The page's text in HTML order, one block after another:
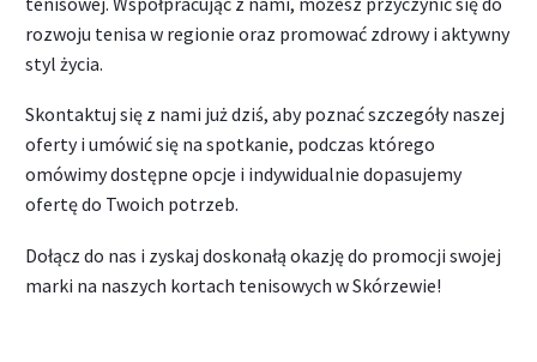
rozwoju tenisa w regionie oraz promować zdrowy i aktywny
styl życia.
Skontaktuj się z nami już dziś, aby poznać szczegóły naszej
oferty i umówić się na spotkanie, podczas którego
omówimy dostępne opcje i indywidualnie dopasujemy
ofertę do Twoich potrzeb.
Dołącz do nas i zyskaj doskonałą okazję do promocji swojej
marki na naszych kortach tenisowych w Skórzewie!